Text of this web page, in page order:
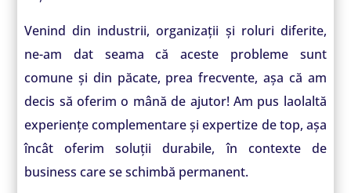
Venind din industrii, organizații și roluri diferite,
ne-am dat seama că aceste probleme sunt
comune și din păcate, prea frecvente, așa că am
decis să oferim o mână de ajutor! Am pus laolaltă
experiențe complementare și expertize de top, așa
încât oferim soluții durabile, în contexte de
business care se schimbă permanent.